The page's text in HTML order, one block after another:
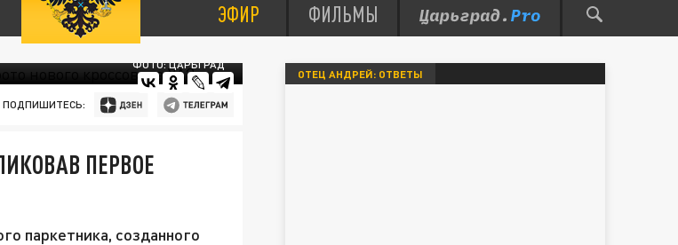
ЭФИР ФИЛЬМЫ
ФОТО: ЦАРЬГРАД
ПОДПИШИТЕСЬ:
ПЕРВОЕ
паркетника, созданного
ОТЕЦ АНДРЕЙ: ОТВЕТЫ